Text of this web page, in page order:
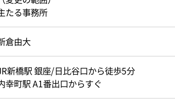
たる事務所
倉由大
新橋駅 銀座/日比谷口から徒歩5分
幸町駅 A1番出口からすぐ